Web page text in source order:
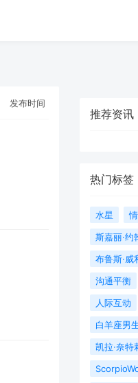
发布时间
推荐资讯
热门标签
水星
斯嘉丽·约
布鲁斯·威
沟通平衡
人际互动
白羊座男
凯拉·奈特